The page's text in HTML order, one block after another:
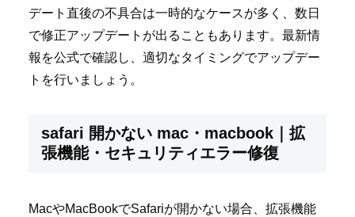
デート直後の不具合は一時的なケースが多く、数日
で修正アップデートが出ることもあります。最新情
報を公式で確認し、適切なタイミングでアップデー
トを行いましょう。
safari 開かない mac・macbook｜拡
張機能・セキュリティエラー修復
MacやMacBookでSafariが開かない場合、拡張機能